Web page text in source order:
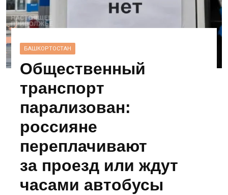
БАШКОРТОСТАН
Общественный
транспорт
парализован:
россияне
переплачивают
за проезд или ждут
часами автобусы